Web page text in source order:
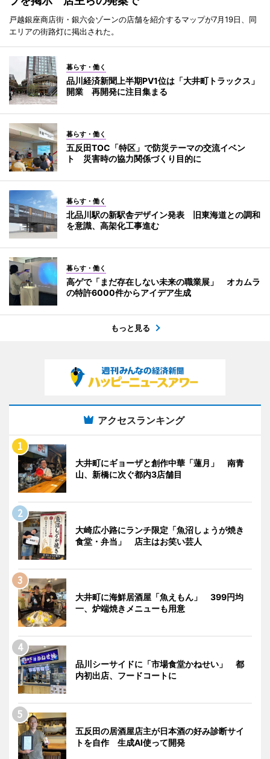
戸越銀座商店街・銀六会ゾーンの店舗を紹介するマップが7月19日、同
エリアの街路灯に掲出された。
暮らす・働く
品川経済新聞上半期PV1位は「大井町トラックス」
開業 再開発に注目集まる
暮らす・働く
五反田TOC「特区」で防災テーマの交流イベン
ト 災害時の協力関係づくり目的に
暮らす・働く
北品川駅の新駅舎デザイン発表 旧東海道との調和
を意識、高架化工事進む
暮らす・働く
高ゲで「まだ存在しない未来の職業展」 オカムラ
の特許6000件からアイデア生成
もっと見る
アクセスランキング
大井町にギョーザと創作中華「蓮月」 南青
山、新橋に次ぐ都内3店舗目
大崎広小路にランチ限定「魚沼しょうが焼き
食堂・弁当」 店主はお笑い芸人
大井町に海鮮居酒屋「魚えもん」 399円均
一、炉端焼きメニューも用意
品川シーサイドに「市場食堂かねせい」 都
内初出店、フードコートに
五反田の居酒屋店主が日本酒の好み診断サイ
トを自作 生成AI使って開発